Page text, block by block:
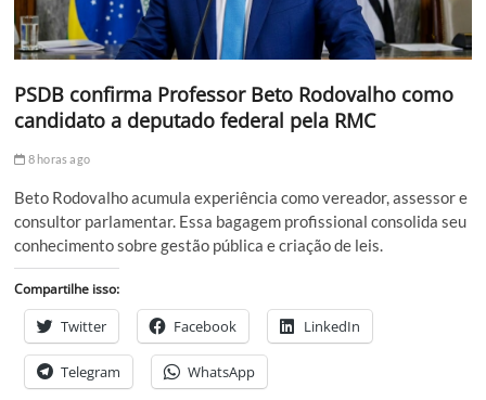
PSDB confirma Professor Beto Rodovalho como
candidato a deputado federal pela RMC
8 horas ago
Beto Rodovalho acumula experiência como vereador, assessor e
consultor parlamentar. Essa bagagem profissional consolida seu
conhecimento sobre gestão pública e criação de leis.
Compartilhe isso:
Twitter Facebook LinkedIn
Telegram WhatsApp